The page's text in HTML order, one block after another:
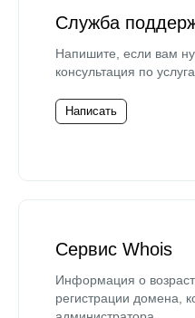
Служба
Напишите, если вам
консультация по
Написать
Сервис Whois
Информация о
регистрации домена,